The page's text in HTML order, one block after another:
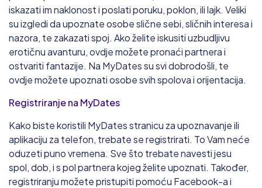
iskazati im naklonost i poslati poruku, poklon, ili lajk. Veliki
su izgledi da upoznate osobe slične sebi, sličnih interesa i
nazora, te zakazati spoj. Ako želite iskusiti uzbudljivu
erotičnu avanturu, ovdje možete pronaći partnera i
ostvariti fantazije. Na MyDates su svi dobrodošli, te
ovdje možete upoznati osobe svih spolova i orijentacija.
Registriranje na MyDates
Kako biste koristili MyDates stranicu za upoznavanje ili
aplikaciju za telefon, trebate se registrirati. To Vam neće
oduzeti puno vremena. Sve što trebate navesti jesu
spol, dob, i s pol partnera kojeg želite upoznati. Također,
registriranju možete pristupiti pomoću Facebook-a i